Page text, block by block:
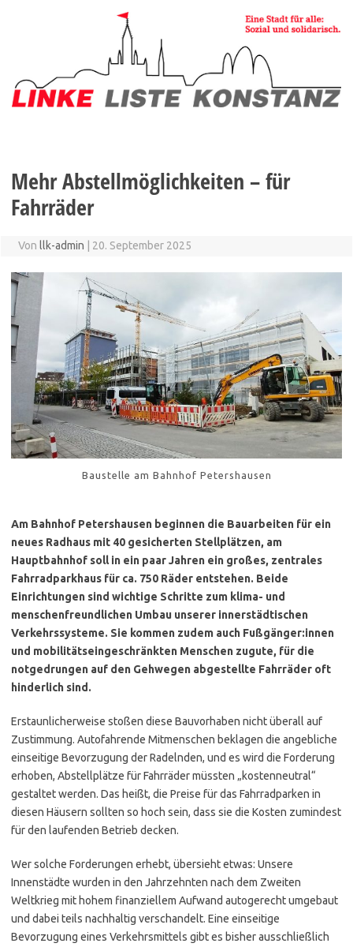
Mehr Abstellmöglichkeiten – für
Fahrräder
Von llk-admin 20. September 2025
Baustelle am Bahnhof Petershausen
Am Bahnhof Petershausen beginnen die Bauarbeiten für ein
neues Radhaus mit 40 gesicherten Stellplätzen, am
Hauptbahnhof soll in ein paar Jahren ein großes, zentrales
Fahrradparkhaus für ca. 750 Räder entstehen. Beide
Einrichtungen sind wichtige Schritte zum klima- und
menschenfreundlichen Umbau unserer innerstädtischen
Verkehrssysteme. Sie kommen zudem auch Fußgänger:innen
und mobilitätseingeschränkten Menschen zugute, für die
notgedrungen auf den Gehwegen abgestellte Fahrräder oft
hinderlich sind.
Erstaunlicherweise stoßen diese Bauvorhaben nicht überall auf
Zustimmung. Autofahrende Mitmenschen beklagen die angebliche
einseitige Bevorzugung der Radelnden, und es wird die Forderung
erhoben, Abstellplätze für Fahrräder müssten „kostenneutral“
gestaltet werden. Das heißt, die Preise für das Fahrradparken in
diesen Häusern sollten so hoch sein, dass sie die Kosten zumindest
für den laufenden Betrieb decken.
Wer solche Forderungen erhebt, übersieht etwas: Unsere
Innenstädte wurden in den Jahrzehnten nach dem Zweiten
Weltkrieg mit hohem finanziellem Aufwand autogerecht umgebaut
und dabei teils nachhaltig verschandelt. Eine einseitige
Bevorzugung eines Verkehrsmittels gibt es bisher ausschließlich